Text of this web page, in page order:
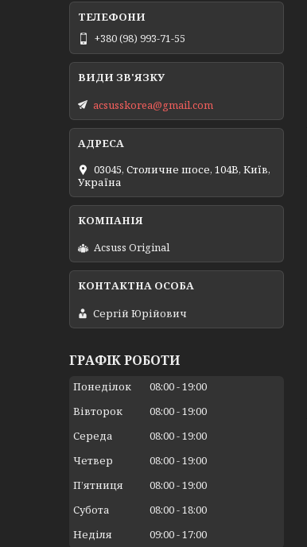
+380 (98) 993-71-55
acsusskorea@gmail.com
03045, Столичне шосе, 104B, Київ,
Україна
Acsuss Original
Сергій Юрійович
ГРАФІК РОБОТИ
Понеділок 08:00 19:00
Вівторок
08:00 19:00
Середа
08:00 19:00
Четвер
08:00 19:00
Пʼятниця
08:00 19:00
Субота
08:00 18:00
Неділя
09:00 17:00